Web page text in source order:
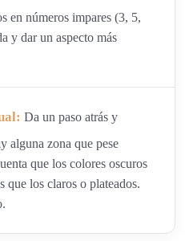
en números impares (3, 5,
y dar un aspecto más
Da un paso atrás y
alguna zona que pese
que los colores oscuros
que los claros o plateados.